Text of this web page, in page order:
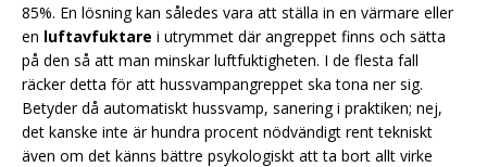
85%. En lösning kan således vara att ställa in en värmare eller
en luftavfuktare i utrymmet där angreppet finns och sätta
på den så att man minskar luftfuktigheten. I de flesta fall
räcker detta för att hussvampangreppet ska tona ner sig.
Betyder då automatiskt hussvamp, sanering i praktiken; nej,
det kanske inte är hundra procent nödvändigt rent tekniskt
även om det känns bättre psykologiskt att ta bort allt virke